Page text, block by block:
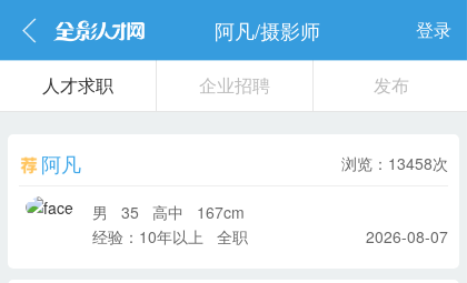
阿凡/摄影师 登录
人才求职 企业招聘 发布
阿凡 浏览：13458次
男 35 高中 167cm
经验：10年以上 全职
2026-08-07